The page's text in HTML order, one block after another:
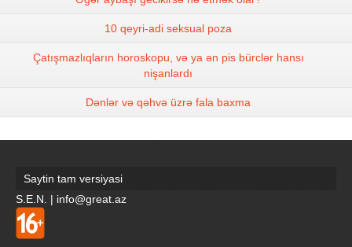
10 qeyri-adi seksual poza
Çatışmazlıqların horoskopu, və ya ən pis bürclər hansı
nişanlardı
Dənlər və qəhvə üzrə fala baxma
Saytin tam versiyasi
S.E.N. | info@great.az